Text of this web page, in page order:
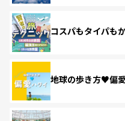
コスパもタイパも
地球の歩き方♥偏